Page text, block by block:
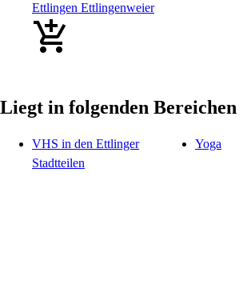
Ettlingen Ettlingenweier
Liegt in folgenden Bereichen
VHS in den Ettlinger
Stadtteilen
Yoga